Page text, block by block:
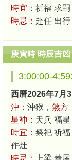
時宜： 祈福 求
時忌： 赴任 出
庚寅時 時辰吉凶
3:00:00-
西曆2026年7月
沖： 沖猴， 煞方
星神： 天兵 福
時宜： 祭祀 祈
作灶
時忌：
上梁 蓋